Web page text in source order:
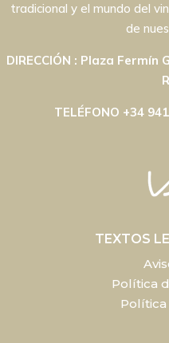
tradicional y el mundo del
de
DIRECCIÓN : Plaza Fermín
TELÉFONO +34
TEXTOS
Política